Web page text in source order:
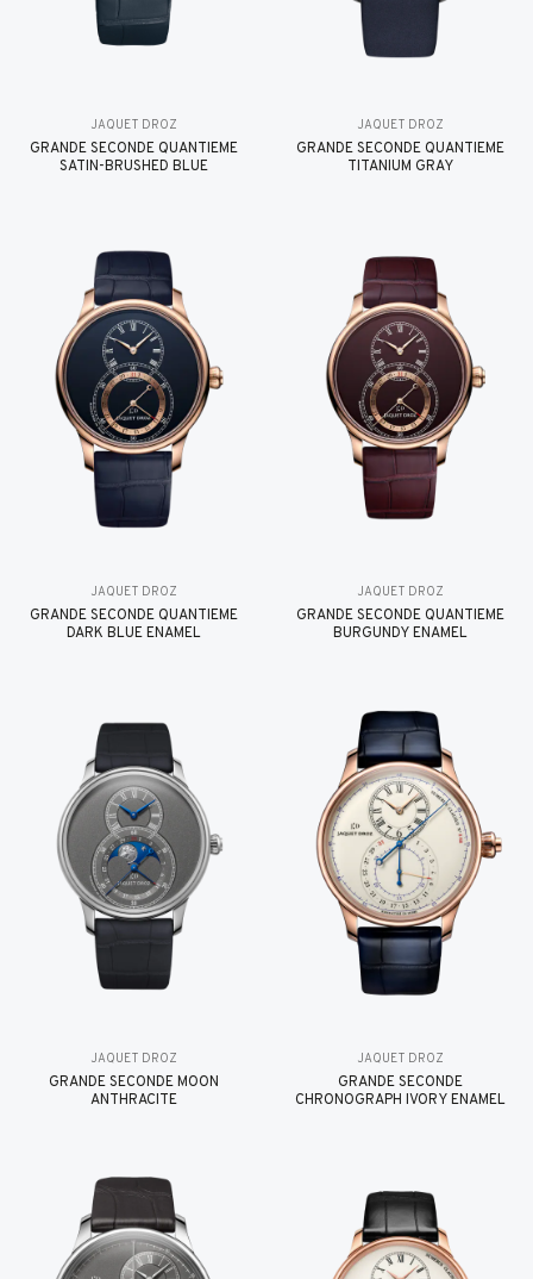
JAQUET DROZ
GRANDE SECONDE QUANTIÈME
SATIN-BRUSHED BLUE
JAQUET DROZ
GRANDE SECONDE QUANTIÈME
TITANIUM GRAY
JAQUET DROZ
GRANDE SECONDE QUANTIÈME
DARK BLUE ENAMEL
JAQUET DROZ
GRANDE SECONDE QUANTIÈME
BURGUNDY ENAMEL
JAQUET DROZ
GRANDE SECONDE MOON
ANTHRACITE
JAQUET DROZ
GRANDE SECONDE
CHRONOGRAPH IVORY ENAMEL